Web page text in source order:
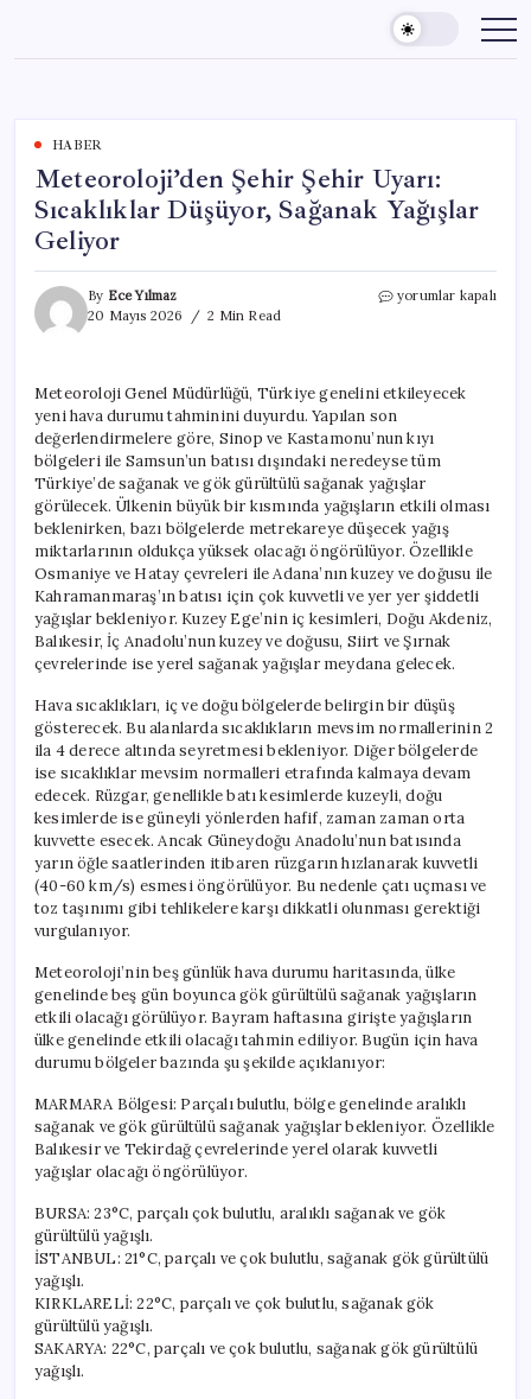
content
HABER
Meteoroloji’den Şehir Şehir Uyarı:
Sıcaklıklar Düşüyor, Sağanak Yağışlar
Geliyor
By Ece Yılmaz
20 Mayıs 2026
2 Min Read
Meteoroloji’den
Düşüyor,
Yağışlar
Geliyor
için
yorumlar kapalı
Meteoroloji Genel Müdürlüğü, Türkiye genelini etkileyecek
yeni hava durumu tahminini duyurdu. Yapılan son
değerlendirmelere göre, Sinop ve Kastamonu’nun kıyı
bölgeleri ile Samsun’un batısı dışındaki neredeyse tüm
Türkiye’de sağanak ve gök gürültülü sağanak yağışlar
görülecek. Ülkenin büyük bir kısmında yağışların etkili olması
beklenirken, bazı bölgelerde metrekareye düşecek yağış
miktarlarının oldukça yüksek olacağı öngörülüyor. Özellikle
Osmaniye ve Hatay çevreleri ile Adana’nın kuzey ve doğusu ile
Kahramanmaraş’ın batısı için çok kuvvetli ve yer yer şiddetli
yağışlar bekleniyor. Kuzey Ege’nin iç kesimleri, Doğu Akdeniz,
Balıkesir, İç Anadolu’nun kuzey ve doğusu, Siirt ve Şırnak
çevrelerinde ise yerel sağanak yağışlar meydana gelecek.
Hava sıcaklıkları, iç ve doğu bölgelerde belirgin bir düşüş
gösterecek. Bu alanlarda sıcaklıkların mevsim normallerinin 2
ila 4 derece altında seyretmesi bekleniyor. Diğer bölgelerde
ise sıcaklıklar mevsim normalleri etrafında kalmaya devam
edecek. Rüzgar, genellikle batı kesimlerde kuzeyli, doğu
kesimlerde ise güneyli yönlerden hafif, zaman zaman orta
kuvvette esecek. Ancak Güneydoğu Anadolu’nun batısında
yarın öğle saatlerinden itibaren rüzgarın hızlanarak kuvvetli
(40-60 km/s) esmesi öngörülüyor. Bu nedenle çatı uçması ve
toz taşınımı gibi tehlikelere karşı dikkatli olunması gerektiği
vurgulanıyor.
Meteoroloji’nin beş günlük hava durumu haritasında, ülke
genelinde beş gün boyunca gök gürültülü sağanak yağışların
etkili olacağı görülüyor. Bayram haftasına girişte yağışların
ülke genelinde etkili olacağı tahmin ediliyor. Bugün için hava
durumu bölgeler bazında şu şekilde açıklanıyor:
MARMARA Bölgesi: Parçalı bulutlu, bölge genelinde aralıklı
sağanak ve gök gürültülü sağanak yağışlar bekleniyor. Özellikle
Balıkesir ve Tekirdağ çevrelerinde yerel olarak kuvvetli
yağışlar olacağı öngörülüyor.
BURSA: 23°C, parçalı çok bulutlu, aralıklı sağanak ve gök
gürültülü yağışlı.
İSTANBUL: 21°C, parçalı ve çok bulutlu, sağanak gök gürültülü
yağışlı.
KIRKLARELİ: 22°C, parçalı ve çok bulutlu, sağanak gök
gürültülü yağışlı.
SAKARYA: 22°C, parçalı ve çok bulutlu, sağanak gök gürültülü
yağışlı.